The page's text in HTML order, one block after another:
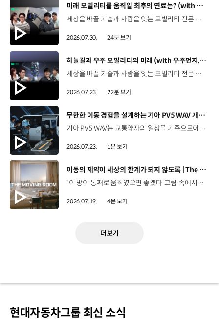
[동영상]
미래 모빌리티를 움직일 최후의 연료는? (with 우주먼지, 항성) | 현대진행형 팟캐스트 EP. 21
세상을 바꿀 기술과 사람을 잇는 모빌리티 전문 팟캐스트, 현대진행형. 🔊 과학커뮤니케이터 이독실, 여도은 앵커,그리고 천문학자 우주먼지, 과학커뮤니케이터 항성과 함께했습니다. 휘발유부터 전기차, 수소전기차, 하이브리드까지미래 모빌리티를 움직일 연료는 무엇일까요? 스물한 번째 에피소드에서는 자동차의 '연료'를 주제로다양한 에너지가 만들어갈 미래 모빌리티 라이프스타일을 이야기합니다. 연료가 바뀌면 자동차도, 우리의 이동 방식도 달라지지 않을까요?현대진행형 21편에서 확인해 보세요. 현대진행형 팟빵▶ 현대진행형 애플 팟캐스트▶현대진행형 스포티파이▶ 00:00 하이라이트00:21 인트로 / 자기소개00:58 자동차의 성격, 무엇으로 결정될까?03:38 연료란, 자동차의 성격을 결정하는 DNA04:24 휘발유는 어떻게 연료 경쟁에서 살아남았을까06:09 휘발유의 과거와 현재, 유연휘발유 속 납성분07:02 지구를 납으로 오염시키던 유연휘발유가 사라진 이유08:47 달리는 전자제품이 된 자동차, SDV 시대로의 전환09:46 '기계공학' 시스템에서 '소프트웨어'로 변화하는 모빌리티11:18 친환경차 시대가 오기까지의 기술적 과제11:43 전기차 배터리가 풀어야 할 숙제12:25 배터리를 관리하는 BMS 기술13:51 수소전기차, 인프라가 먼저일까 수요가 먼저일까?14:23 수소가 청정 연료로 주목받는 이유15:08 우주에서 가장 흔한 원소, 수소 생산과 운송의 현실적인 과제16:49 수소가 필요한 모빌리티는 따로 있다18:21 하이브리드가 대세인 시대, 그 이유는? 19:26 하이브리드는 연료 과도기를 견디게 해주는 기술21:44 전기·수소·하이브리드를 함께 준비하는 멀티 파워트레인 전략이란?23:30 클로징 *본 영상에 포함된 참여자의 의견은 현대자동차그룹의 공식 입장과 다를 수 있습니다. #현대자동차그룹 #현대진행형 #모빌리티팟캐스트 #전기차 #수소전기차 #연료 #에너지 #미래모빌리티 #모빌리티 #팟캐스트
2026.07.30. 24분 보기
[동영상]
하늘길과 우주 모빌리티의 미래 (with 우주먼지, 항성) | 현대진행형 팟캐스트 EP. 20
세상을 바꿀 기술과 사람을 잇는 모빌리티 전문 팟캐스트, 현대진행형. 🔊 과학커뮤니케이터 이독실, 여도은 앵커,그리고 천문학자 우주먼지, 과학커뮤니케이터 항성과 함께했습니다. 우주정거장을 거쳐 뉴욕으로 향하는 미래를 상상해본 적 있나요?스무 번째 에피소드에서는 하늘 위 교통 체계와 이동 수단의 모습,그리고 지상을 넘어 우주로 확장되는 모빌리티의 가능성까지 살펴봅니다. 하늘길이 열리면 우리의 일상은 어떻게 달라질지,현대진행형 20편에서 확인해 보세요. 현대진행형 팟빵▶현대진행형 애플 팟캐스트▶현대진행형 스포티파이▶ 00:00 하이라이트00:24 인트로 / 자기소개00:47 하늘길의 교통은 어떻게 다를까02:33 하늘의 교통 관제 시스템03:10 하늘을 나는 자동차의 모습은?05:10 미래 하늘길의 동력원과 연료06:42 휘발유 대신 항공유가 쓰일 가능성07:18 자동차에서 모빌리티로의 변화08:13 하늘길 시대의 도로와 도시10:02 우주 모빌리티는 어디까지 가능할까12:18 우주를 경험하는 미래12:57 우주로 확장되는 모빌리티13:30 하늘과 우주에서 좋은 차의 기준은?14:54 우주 관광은 누구나 가능할까16:35 현대로템과 한국 우주 산업의 미래18:37 미래 모빌리티가 바꿀 우리의 일상 *본 영상에 포함된 참여자의 의견은 현대자동차그룹의 공식 입장과 다를 수 있습니다. #현대자동차그룹 #현대진행형 #모빌리티팟캐스트 #UAM #스카이모빌리티 #하늘길 #자율주행 #우주 #우주항공 #모빌리티 #팟캐스트
2026.07.23. 22분 보기
[동영상]
무한한 이동 경험을 설계하는 기아 PV5 WAV 개발 스토리 | The Moving Room
기아 PV5 WAV는 교통약자의 일상을 기준으로이동 과정을 다시 설계했습니다. 탑승자의 목적에 맞게 확장되는 모빌리티, PV5 WAV 개발 스토리를 영상으로 확인해 보세요. #현대자동차그룹 #TheMovingRoom #기아 #PV5 #PV5WAV #PBV #목적기반모빌리티
2026.07.23. 1분 보기
[동영상]
이동의 제약이 세상의 한계가 되지 않도록 | The Moving Room
“이 방이 통째로 움직였으면 좋겠다”그림 속에서만 그리던 여행이 현실이 되기까지 기아 PV5 WAV는 필요한 의료 장비를 싣고가족과 한 공간에서 함께 떠날 수 있도록이동의 경험을 다시 설계했습니다. 같은 풍경을 보고, 같은 순간을 나누는 일현대자동차그룹은 모두를 위한 이동을 만들어갑니다. #현대자동차그룹 #TheMovingRoom #PV5 #기아 #목적기반모빌리티 #PV5WAV #PBV
2026.07.19. 4분 보기
더보기
현대자동차그룹 최신 소식